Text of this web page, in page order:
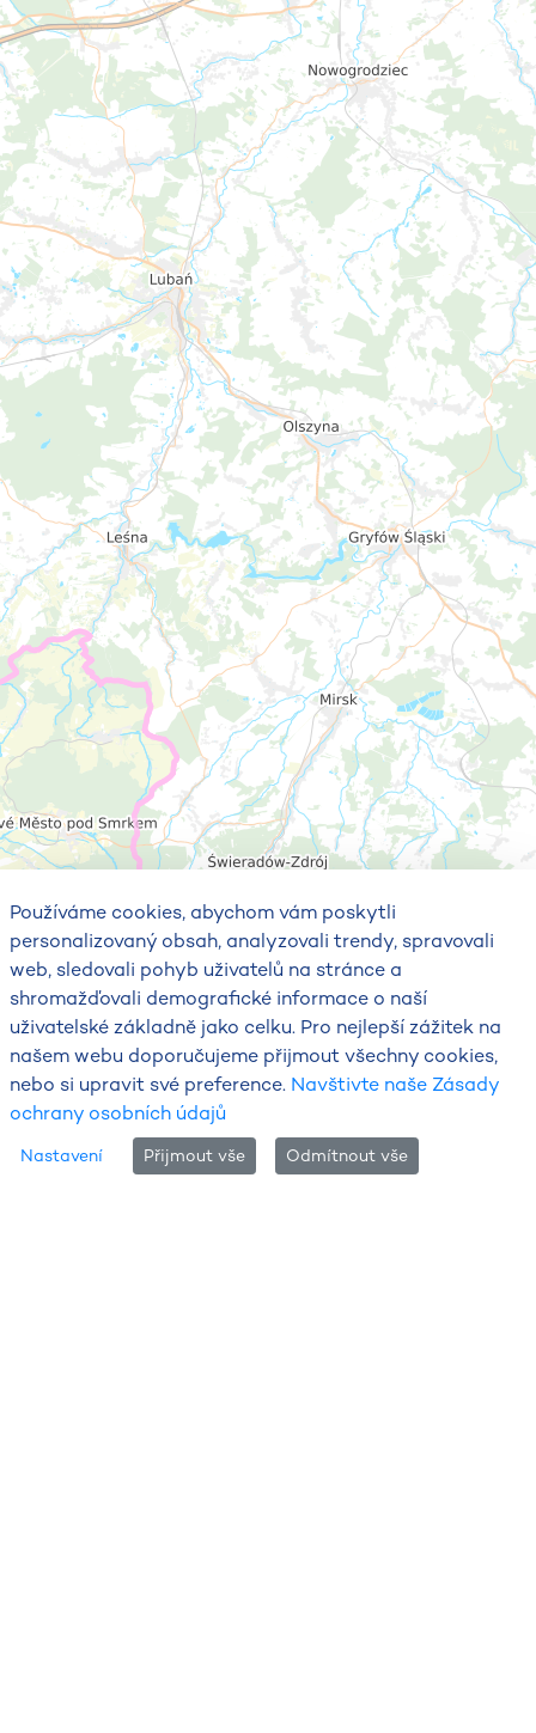
Používáme cookies, abychom vám poskytli
personalizovaný obsah, analyzovali trendy, spravovali
web, sledovali pohyb uživatelů na stránce a
shromažďovali demografické informace o naší
uživatelské základně jako celku. Pro nejlepší zážitek na
našem webu doporučujeme přijmout všechny cookies,
nebo si upravit své preference. Navštivte naše Zásady
ochrany osobních údajů
Nastavení Přijmout vše Odmítnout vše